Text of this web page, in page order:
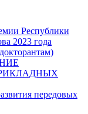
Республики
2023 года
передовых